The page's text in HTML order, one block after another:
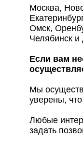
Москва,
Омск,
Челябинск и
Если вам
Мы
уверены,
Любые
задать